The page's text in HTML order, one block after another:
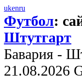
ukenru
Футбол:
Штутгарт
Бавария -
21.08.2026